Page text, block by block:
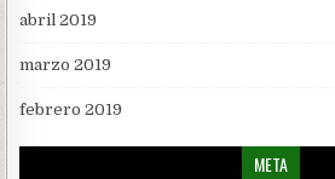
abril 2019
marzo 2019
febrero 2019
META